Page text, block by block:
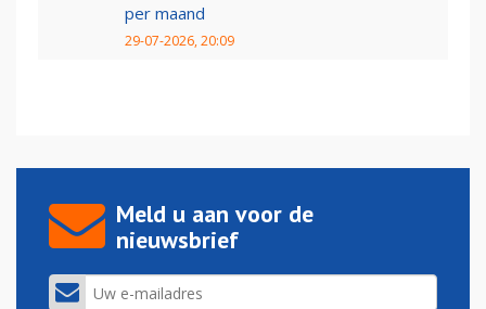
per maand
29-07-2026, 20:09
Meld u aan voor de
nieuwsbrief